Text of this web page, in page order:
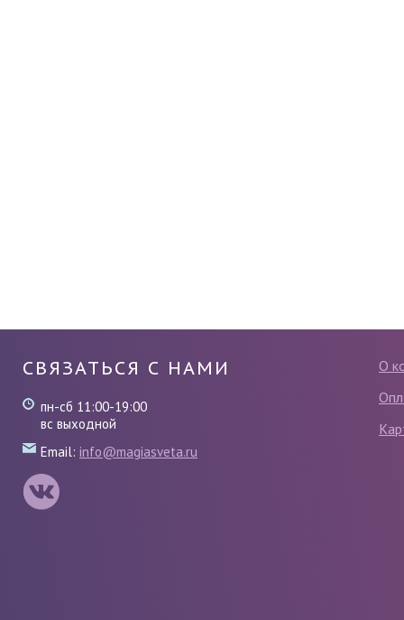
О
СВЯЗАТЬСЯ С НАМИ
пн-сб 11:00-19:00
вс выходной
Email: info@magiasveta.ru